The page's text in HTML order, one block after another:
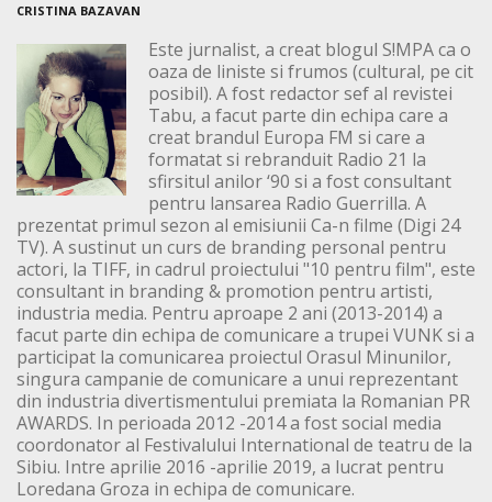
CRISTINA BAZAVAN
Este jurnalist, a creat blogul S!MPA ca o
oaza de liniste si frumos (cultural, pe cit
posibil). A fost redactor sef al revistei
Tabu, a facut parte din echipa care a
creat brandul Europa FM si care a
formatat si rebranduit Radio 21 la
sfirsitul anilor ‘90 si a fost consultant
pentru lansarea Radio Guerrilla. A
prezentat primul sezon al emisiunii Ca-n filme (Digi 24
TV). A sustinut un curs de branding personal pentru
actori, la TIFF, in cadrul proiectului "10 pentru film", este
consultant in branding & promotion pentru artisti,
industria media. Pentru aproape 2 ani (2013-2014) a
facut parte din echipa de comunicare a trupei VUNK si a
participat la comunicarea proiectul Orasul Minunilor,
singura campanie de comunicare a unui reprezentant
din industria divertismentului premiata la Romanian PR
AWARDS. In perioada 2012 -2014 a fost social media
coordonator al Festivalului International de teatru de la
Sibiu. Intre aprilie 2016 -aprilie 2019, a lucrat pentru
Loredana Groza in echipa de comunicare.